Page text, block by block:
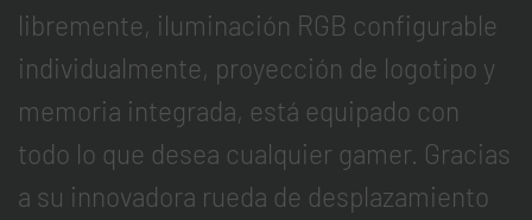
libremente, iluminación RGB configurable
individualmente, proyección de logotipo y
memoria integrada, está equipado con
todo lo que desea cualquier gamer. Gracias
a su innovadora rueda de desplazamiento